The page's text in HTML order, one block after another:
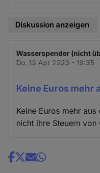
Diskussion anzeigen
Wasserspender (nicht
Do. 13 Apr 2023 - 19:35
Keine Euros mehr
Keine Euros mehr
nicht ihre Steuern
Share